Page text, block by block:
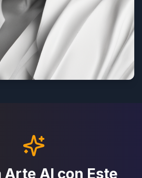
Arte AI con Este